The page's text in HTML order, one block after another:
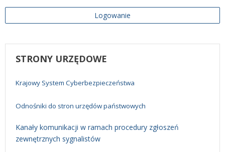
Logowanie
STRONY URZĘDOWE
Krajowy System Cyberbezpieczeństwa
Odnośniki do stron urzędów państwowych
Kanały komunikacji w ramach procedury zgłoszeń
zewnętrznych sygnalistów